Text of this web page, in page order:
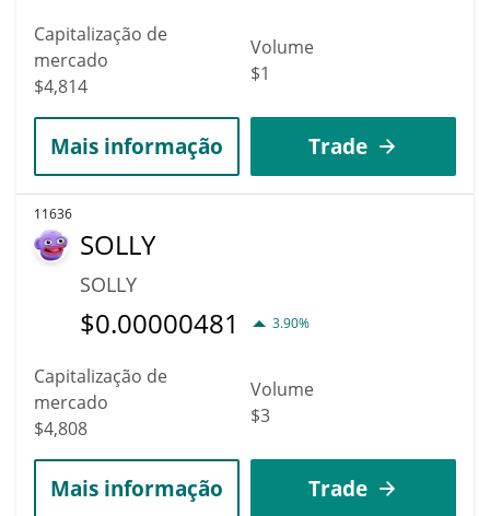
Capitalização de
mercado
$4,814
Volume
$1
Mais informação Trade
11636
SOLLY
SOLLY
$0.00000481 3.90%
Capitalização de
mercado
$4,808
Volume
$3
Mais informação Trade